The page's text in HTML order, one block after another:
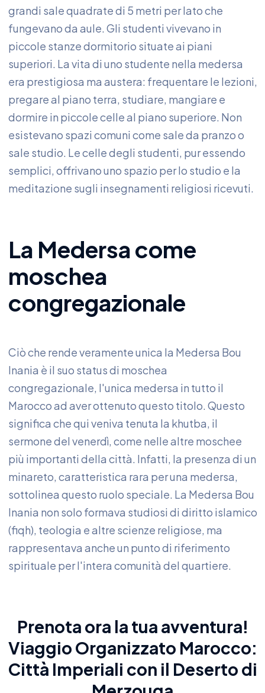
grandi sale quadrate di 5 metri per lato che
fungevano da aule. Gli studenti vivevano in
piccole stanze dormitorio situate ai piani
superiori. La vita di uno studente nella medersa
era prestigiosa ma austera: frequentare le lezioni,
pregare al piano terra, studiare, mangiare e
dormire in piccole celle al piano superiore. Non
esistevano spazi comuni come sale da pranzo o
sale studio. Le celle degli studenti, pur essendo
semplici, offrivano uno spazio per lo studio e la
meditazione sugli insegnamenti religiosi ricevuti.
La Medersa come
moschea
congregazionale
Ciò che rende veramente unica la Medersa Bou
Inania è il suo status di moschea
congregazionale, l'unica medersa in tutto il
Marocco ad aver ottenuto questo titolo. Questo
significa che qui veniva tenuta la khutba, il
sermone del venerdì, come nelle altre moschee
più importanti della città. Infatti, la presenza di un
minareto, caratteristica rara per una medersa,
sottolinea questo ruolo speciale. La Medersa Bou
Inania non solo formava studiosi di diritto islamico
(fiqh), teologia e altre scienze religiose, ma
rappresentava anche un punto di riferimento
spirituale per l'intera comunità del quartiere.
Prenota ora la tua avventura!
Viaggio Organizzato Marocco:
Città Imperiali con il Deserto di